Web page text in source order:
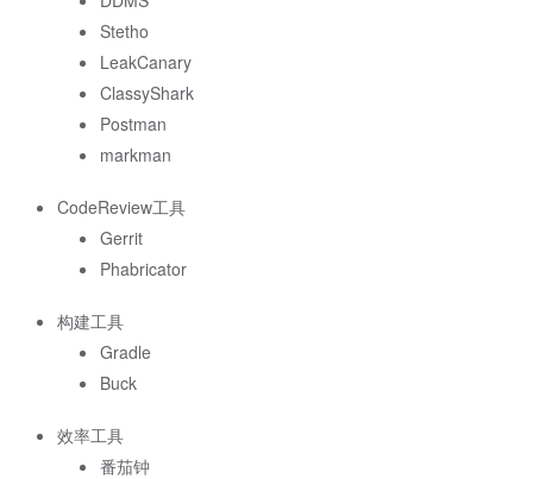
Stetho
LeakCanary
ClassyShark
Postman
markman
CodeReview工具
Gerrit
Phabricator
构建工具
Gradle
Buck
效率工具
番茄钟